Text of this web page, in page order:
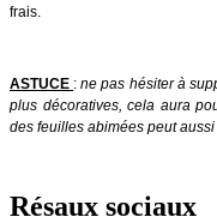
frais.
ASTUCE : ne pas hésiter à
plus décoratives, cela aura
des feuilles abimées peut
Résaux sociaux